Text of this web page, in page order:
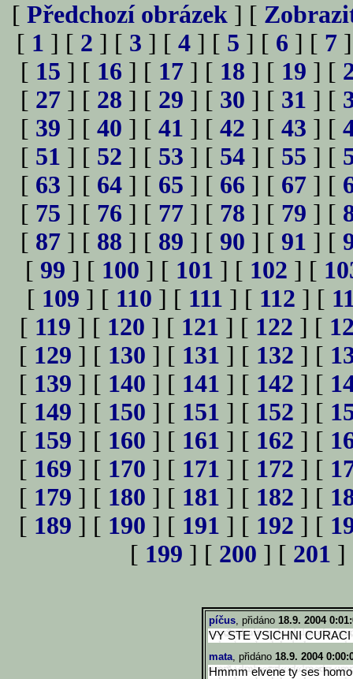
[ Předchozí obrázek ] [
[ 1 ] [ 2 ] [ 3 ] [ 4 ] [ 5 ] [ 6 ] [ 7
[ 15 ] [ 16 ] [ 17 ] [ 18 ] [ 19 ] [
[ 27 ] [ 28 ] [ 29 ] [ 30 ] [ 31 ] [
[ 39 ] [ 40 ] [ 41 ] [ 42 ] [ 43 ] [
[ 51 ] [ 52 ] [ 53 ] [ 54 ] [ 55 ] [
[ 63 ] [ 64 ] [ 65 ] [ 66 ] [ 67 ] [
[ 75 ] [ 76 ] [ 77 ] [ 78 ] [ 79 ] [
[ 87 ] [ 88 ] [ 89 ] [ 90 ] [ 91 ] [
[ 99 ] [ 100 ] [ 101 ] [ 102 ] [
[ 109 ] [ 110 ] [ 111 ] [ 112 ] [
[ 119 ] [ 120 ] [ 121 ] [ 122 ] [
[ 129 ] [ 130 ] [ 131 ] [ 132 ] [
[ 139 ] [ 140 ] [ 141 ] [ 142 ] [
[ 149 ] [ 150 ] [ 151 ] [ 152 ] [
[ 159 ] [ 160 ] [ 161 ] [ 162 ] [
[ 169 ] [ 170 ] [ 171 ] [ 172 ] [
[ 179 ] [ 180 ] [ 181 ] [ 182 ] [
[ 189 ] [ 190 ] [ 191 ] [ 192 ] [
[ 199 ] [ 200 ] [ 201 ]
píčus, přidáno 18.9. 2004
VY STE VSICHNI CURACI
mata, přidáno 18.9. 2004
Hmmm elvene ty ses